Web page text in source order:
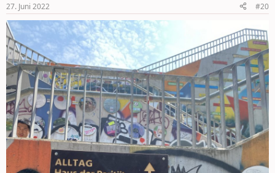
s
:
27. Juni 2022 #20